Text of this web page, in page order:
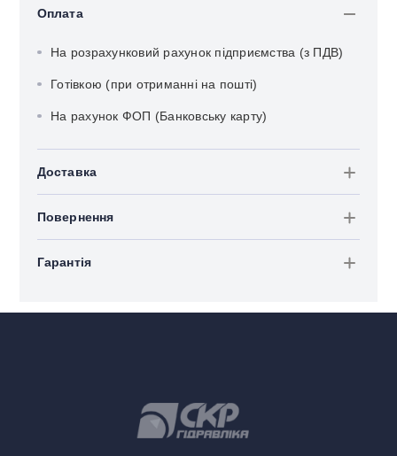
Оплата
На розрахунковий рахунок підприємства (з ПДВ)
Готівкою (при отриманні на пошті)
На рахунок ФОП (Банковську карту)
Доставка
Повернення
Гарантія